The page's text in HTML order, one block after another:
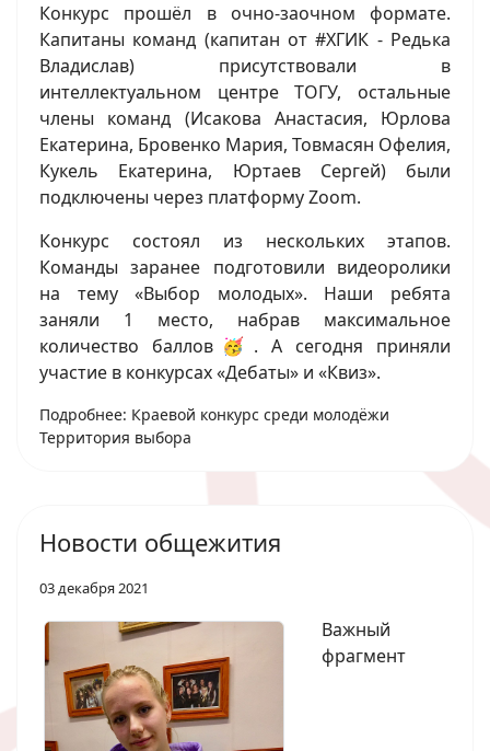
Конкурс прошёл в очно-заочном формате.
Капитаны команд (капитан от #ХГИК - Редька
Владислав) присутствовали в
интеллектуальном центре ТОГУ, остальные
члены команд (Исакова Анастасия, Юрлова
Екатерина, Бровенко Мария, Товмасян Офелия,
Кукель Екатерина, Юртаев Сергей) были
подключены через платформу Zoom.
Конкурс состоял из нескольких этапов.
Команды заранее подготовили видеоролики
на тему «Выбор молодых». Наши ребята
заняли 1 место, набрав максимальное
количество баллов🥳. А сегодня приняли
участие в конкурсах «Дебаты» и «Квиз».
Подробнее: Краевой конкурс среди молодёжи
Территория выбора
Новости общежития
03 декабря 2021
Важный
фрагмент